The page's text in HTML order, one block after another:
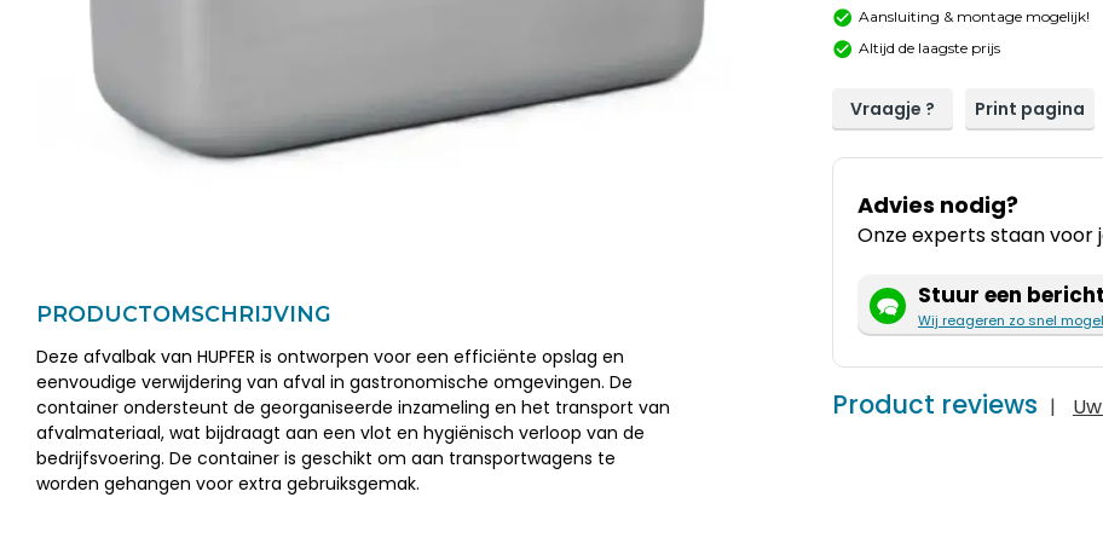
PRODUCTOMSCHRIJVING
Deze afvalbak van HUPFER is ontworpen voor een efficiënte opslag en
eenvoudige verwijdering van afval in gastronomische omgevingen. De
container ondersteunt de georganiseerde inzameling en het transport van
afvalmateriaal, wat bijdraagt aan een vlot en hygiënisch verloop van de
bedrijfsvoering. De container is geschikt om aan transportwagens te
worden gehangen voor extra gebruiksgemak.
Aansluiting & montage mogelijk!
Altijd de laagste prijs
Vraagje ? Print pagina
Advies nodig?
Onze experts staan voor
Stuur een
Wij reageren zo snel
Product reviews |